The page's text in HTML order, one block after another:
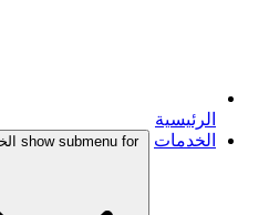
الرئيسية
الخدمات
show submenu for الخدمات